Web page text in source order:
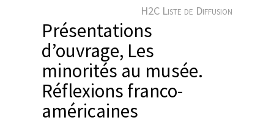
H2C Liste de Diffusion
Présentations
d’ouvrage, Les
minorités au musée.
Réflexions franco-
américaines